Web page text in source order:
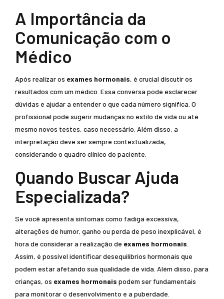
A Importância da
Comunicação com o
Médico
Após realizar os exames hormonais, é crucial discutir os
resultados com um médico. Essa conversa pode esclarecer
dúvidas e ajudar a entender o que cada número significa. O
profissional pode sugerir mudanças no estilo de vida ou até
mesmo novos testes, caso necessário. Além disso, a
interpretação deve ser sempre contextualizada,
considerando o quadro clínico do paciente.
Quando Buscar Ajuda
Especializada?
Se você apresenta sintomas como fadiga excessiva,
alterações de humor, ganho ou perda de peso inexplicável, é
hora de considerar a realização de exames hormonais
Assim, é possível identificar desequilíbrios hormonais que
podem estar afetando sua qualidade de vida. Além disso, para
crianças, os exames hormonais podem ser fundamentais
para monitorar o desenvolvimento e a puberdade.